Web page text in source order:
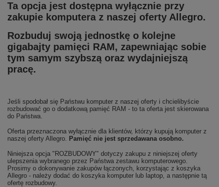
Ta opcja jest dostępna wyłącznie przy
zakupie komputera z naszej oferty Allegro.
Rozbuduj swoją jednostkę o kolejne
gigabajty pamięci RAM, zapewniając sobie
tym samym szybszą oraz wydajniejszą
pracę.
Jeśli spodobał się Państwu komputer z naszej oferty i chcielibyście
rozbudować go o dodatkową pamięć RAM - to ta oferta jest skierowana
do Państwa.
Oferta przeznaczona wyłącznie dla klientów, którzy kupują komputer z
naszej oferty Allegro. Pamięć nie jest sprzedawana osobno.
Niniejsza opcja "ROZBUDOWY" dotyczy zakupu z niniejszej oferty
ulepszenia wybranego przez Państwa zestawu komputerowego.
Prosimy o dokonywanie zakupów łączonych, korzystając z koszyka
Allegro - należy dodać do koszyka komputer lub laptop, a następnie tą
ofertę rozbudowy.